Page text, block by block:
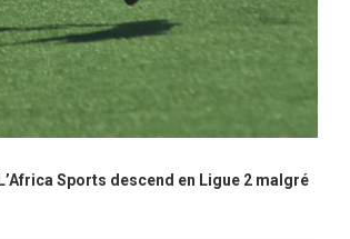
Sports descend en Ligue 2 malgré